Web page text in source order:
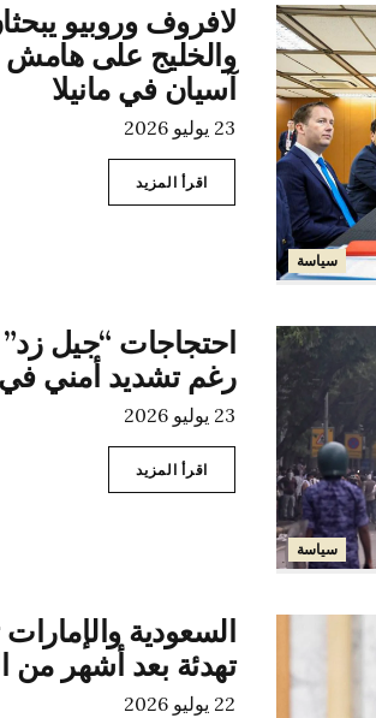
سياسة
لافروف وروبيو
والخليج على هامش
آسيان في مانيلا
23 يوليو 2026
اقرأ المزيد
سياسة
احتجاجات “جيل
رغم تشديد أمني
23 يوليو 2026
اقرأ المزيد
السعودية
تهدئة بعد أشهر من
22 يوليو 2026